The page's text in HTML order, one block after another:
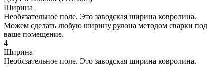
Ширина
Необязательное поле. Это заводская ширина ковролина.
Можем сделать любую ширину рулона методом сварки под
ваше помещение.
4
Ширина
Необязательное поле. Это заводская ширина ковролина.